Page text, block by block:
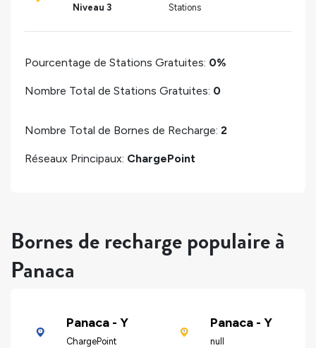
Niveau 3
Stations
Pourcentage de Stations Gratuites: 0%
Nombre Total de Stations Gratuites: 0
Nombre Total de Bornes de Recharge: 2
Réseaux Principaux: ChargePoint
Bornes de recharge populaire à
Panaca
Panaca - Y
ChargePoint
Panaca - Y
null